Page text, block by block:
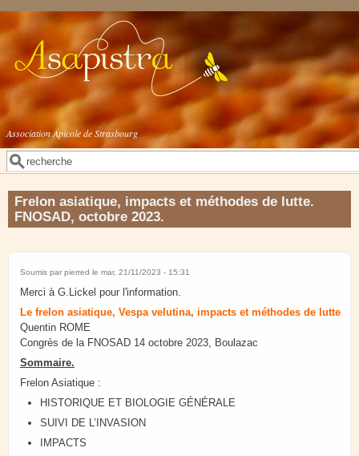
Aller au contenu principal
Association Apicole de Strasbourg
Formulaire de recherche
Rechercher
Frelon asiatique, impacts et méthodes de lutte.
FNOSAD, octobre 2023.
Soumis par pierred le mar, 21/11/2023 - 15:31
Merci à G.Lickel pour l'information.
Le frelon asiatique, Vespa velutina, impacts et méthodes de lutte
Quentin ROME
Congrès de la FNOSAD 14 octobre 2023, Boulazac
Sommaire.
Frelon Asiatique :
HISTORIQUE ET BIOLOGIE GÉNÉRALE
SUIVI DE L’INVASION
IMPACTS